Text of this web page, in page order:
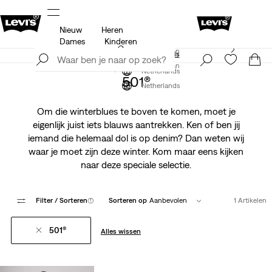
Update verzend- en retourbeleid
Meld je nu aan
Netherlands
Nieuw
Heren
Dames
Kinderen
Levi's App. Het beste van Levi’s®, speciaal voor jou op
Meer details
Meld je nu aan
Netherlands
501®
Om die winterblues te boven te komen, moet je
eigenlijk juist iets blauws aantrekken. Ken of ben jij
iemand die helemaal dol is op denim? Dan weten wij
waar je moet zijn deze winter. Kom maar eens kijken
naar deze speciale selectie.
Filter / Sorteren(1) Sorteren op Aanbevolen 1 Artikelen
501® Alles wissen